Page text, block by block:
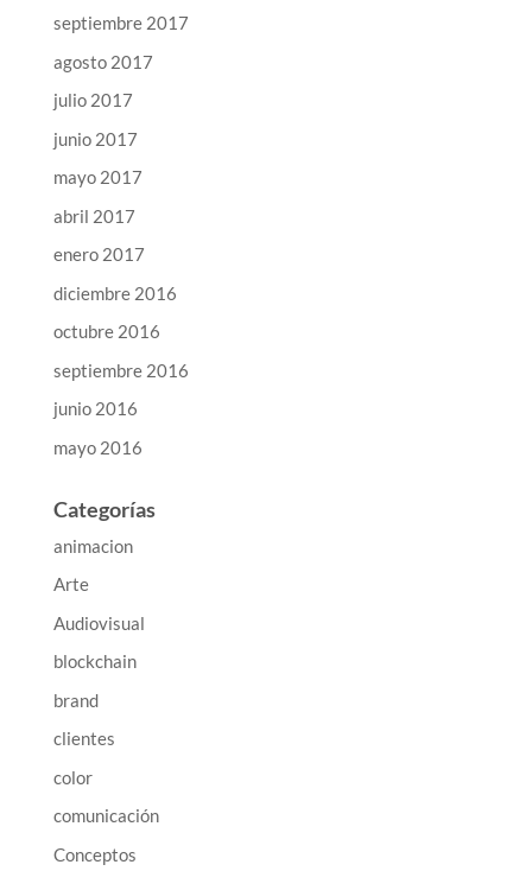
septiembre 2017
agosto 2017
julio 2017
junio 2017
mayo 2017
abril 2017
enero 2017
diciembre 2016
octubre 2016
septiembre 2016
junio 2016
mayo 2016
Categorías
animacion
Arte
Audiovisual
blockchain
brand
clientes
color
comunicación
Conceptos